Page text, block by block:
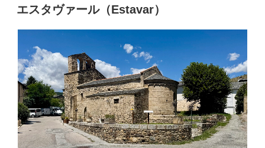
ヴ
（Marcevol）”
の
稿
日:
エスタヴァール（Estavar）